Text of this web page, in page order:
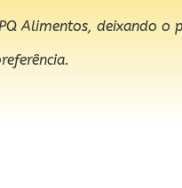
Alimentos, deixando o